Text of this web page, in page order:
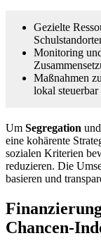
Gezielte
Monitoring
Maßnahmen
lokal steuerbar
Um Segregation und
eine kohärente
sozialen Kriterien
reduzieren. Die
basieren und